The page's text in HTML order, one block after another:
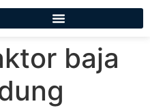
baja